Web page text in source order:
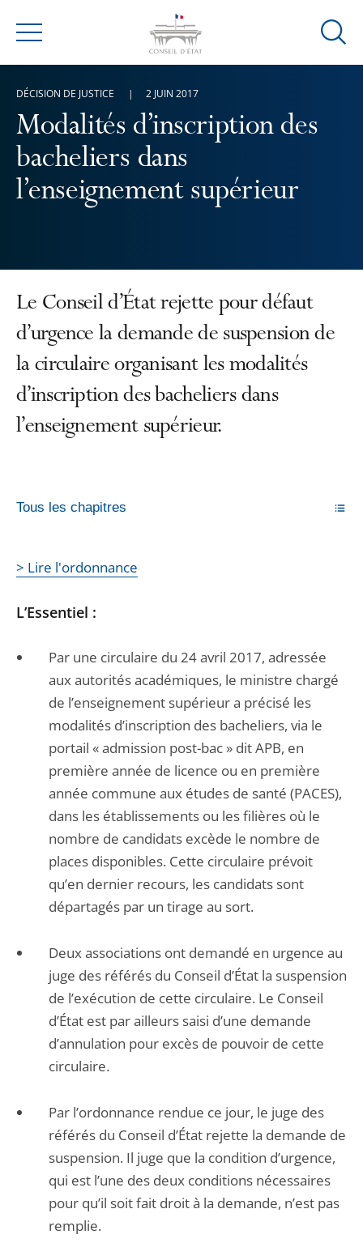
Menu
Ouvrir
Modalités d’inscription des
bacheliers dans
l’enseignement supérieur
DÉCISION DE JUSTICE 2 JUIN 2017
Le Conseil d’État rejette pour défaut
d’urgence la demande de suspension de
la circulaire organisant les modalités
d’inscription des bacheliers dans
l’enseignement supérieur.
Tous les chapitres
> Lire l'ordonnance
L’Essentiel :
Par une circulaire du 24 avril 2017, adressée
aux autorités académiques, le ministre chargé
de l’enseignement supérieur a précisé les
modalités d’inscription des bacheliers, via le
portail « admission post-bac » dit APB, en
première année de licence ou en première
année commune aux études de santé (PACES),
dans les établissements ou les filières où le
nombre de candidats excède le nombre de
places disponibles. Cette circulaire prévoit
qu’en dernier recours, les candidats sont
départagés par un tirage au sort.
Deux associations ont demandé en urgence au
juge des référés du Conseil d’État la suspension
de l’exécution de cette circulaire. Le Conseil
d’État est par ailleurs saisi d’une demande
d’annulation pour excès de pouvoir de cette
circulaire.
Par l’ordonnance rendue ce jour, le juge des
référés du Conseil d’État rejette la demande de
suspension. Il juge que la condition d’urgence,
qui est l’une des deux conditions nécessaires
pour qu’il soit fait droit à la demande, n’est pas
remplie.